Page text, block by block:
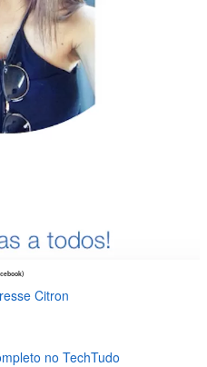
Citron
no TechTudo